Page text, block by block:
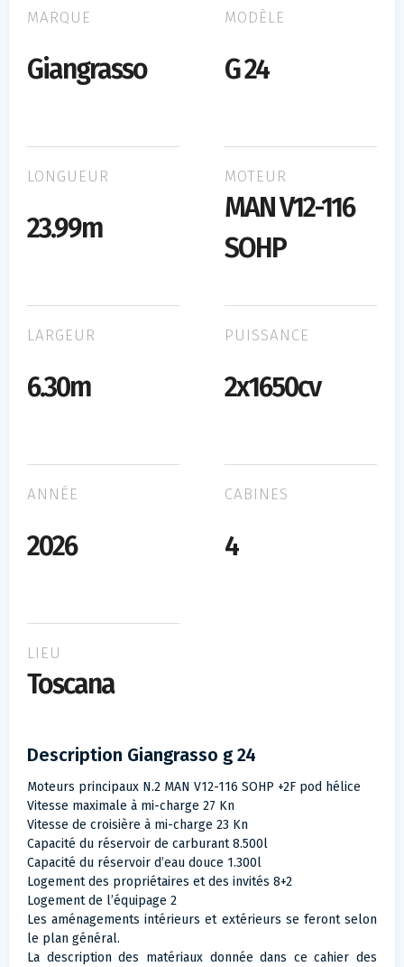
MARQUE
Giangrasso
MODÈLE
G 24
LONGUEUR
23.99m
MOTEUR
MAN V12-116
SOHP
LARGEUR
6.30m
PUISSANCE
2x1650cv
ANNÉE
2026
CABINES
4
LIEU
Toscana
Description Giangrasso g 24
Moteurs principaux N.2 MAN V12-116 SOHP +2F pod hélice
Vitesse maximale à mi-charge 27 Kn
Vitesse de croisière à mi-charge 23 Kn
Capacité du réservoir de carburant 8.500l
Capacité du réservoir d’eau douce 1.300l
Logement des propriétaires et des invités 8+2
Logement de l’équipage 2
Les aménagements intérieurs et extérieurs se feront selon
le plan général.
La description des matériaux donnée dans ce cahier des